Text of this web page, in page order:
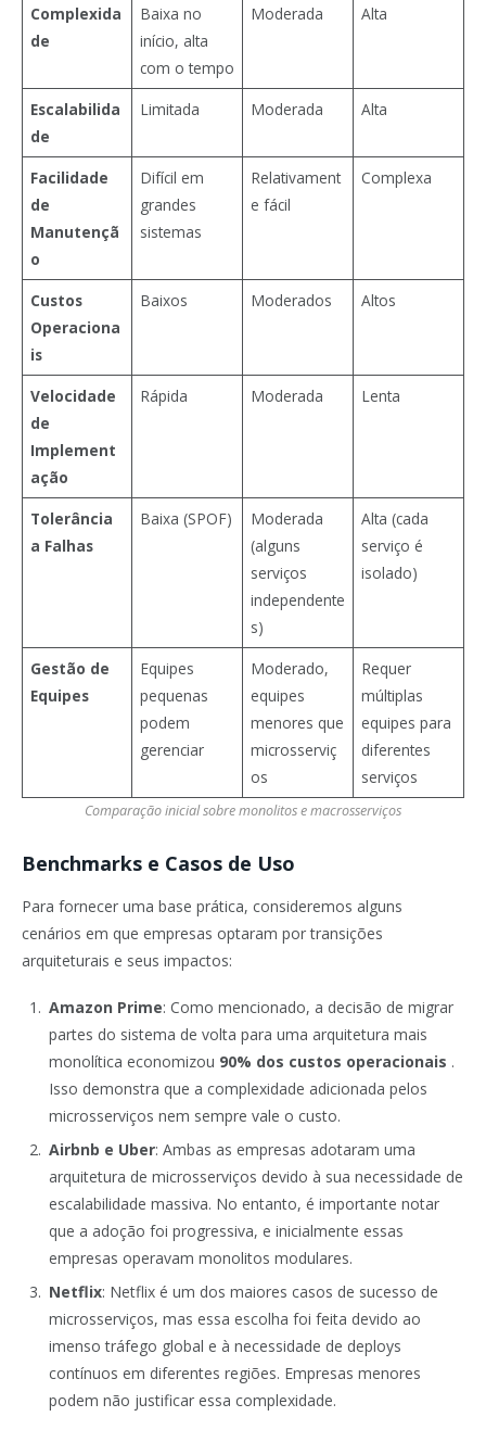
Complexida
de
Baixa no
início, alta
com o tempo
Moderada Alta
Escalabilida
de
Limitada Moderada Alta
Facilidade
de
Manutençã
o
Difícil em
grandes
sistemas
Relativament
e fácil
Complexa
Custos
Operaciona
is
Baixos Moderados Altos
Velocidade
de
Implement
ação
Rápida Moderada Lenta
Tolerância
a Falhas
Baixa (SPOF)
Moderada
(alguns
serviços
independente
s)
Alta (cada
serviço é
isolado)
Gestão de
Equipes
Equipes
pequenas
podem
gerenciar
Moderado,
equipes
menores que
microsserviç
os
Requer
múltiplas
equipes para
diferentes
serviços
Comparação inicial sobre monolitos e macrosserviços
Benchmarks e Casos de Uso
Para fornecer uma base prática, consideremos alguns
cenários em que empresas optaram por transições
arquiteturais e seus impactos:
Amazon Prime: Como mencionado, a decisão de migrar
partes do sistema de volta para uma arquitetura mais
monolítica economizou 90% dos custos operacionais .
Isso demonstra que a complexidade adicionada pelos
microsserviços nem sempre vale o custo.
Airbnb e Uber: Ambas as empresas adotaram uma
arquitetura de microsserviços devido à sua necessidade de
escalabilidade massiva. No entanto, é importante notar
que a adoção foi progressiva, e inicialmente essas
empresas operavam monolitos modulares.
Netflix: Netflix é um dos maiores casos de sucesso de
microsserviços, mas essa escolha foi feita devido ao
imenso tráfego global e à necessidade de deploys
contínuos em diferentes regiões. Empresas menores
podem não justificar essa complexidade.